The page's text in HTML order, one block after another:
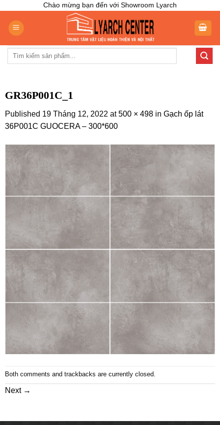
content
Chào mừng bạn đến với Showroom Lyarch
Tìm
GR36P001C_1
Published 19 Tháng 12, 2022 at500 × 498 in Gạch ốp lát
36P001C GUOCERA – 300*600
Both comments and trackbacks are currently closed.
Next →